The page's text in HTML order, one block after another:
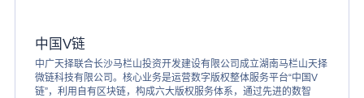
中国V链
中广天择联合长沙马栏山投资开发建设有限公司成立湖南马栏山天择
微链科技有限公司。核心业务是运营数字版权整体服务平台“中国V
链”，利用自有区块链，构成六大版权服务体系，通过先进的数智